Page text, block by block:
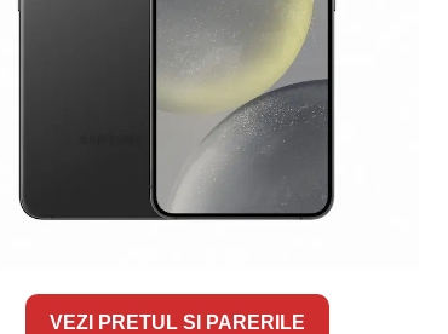
VEZI PRETUL SI PARERILE